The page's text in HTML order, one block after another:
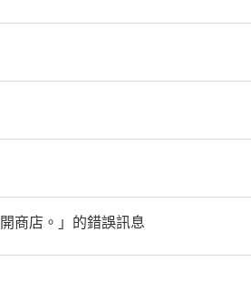
商店。」的錯誤訊息